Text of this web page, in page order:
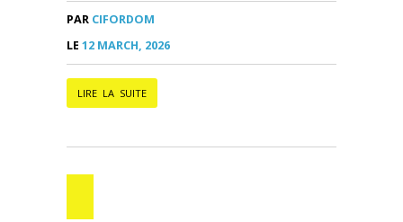
PAR CIFORDOM
LE 12 MARCH, 2026
LIRE LA SUITE